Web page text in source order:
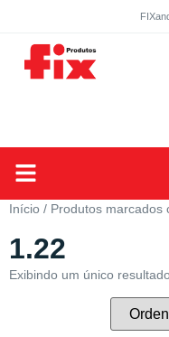
Início / Produtos marcados
1.22
Exibindo um único